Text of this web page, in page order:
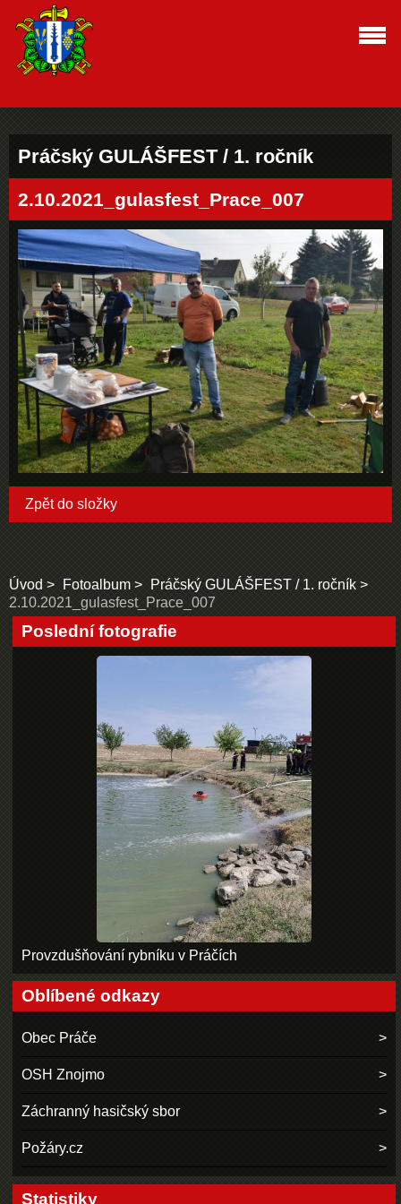
Práčský GULÁŠFEST / 1. ročník
2.10.2021_gulasfest_Prace_007
Zpět do složky
Úvod Fotoalbum
Práčský GULÁŠFEST / 1. ročník
2.10.2021_gulasfest_Prace_007
Poslední fotografie
Provzdušňování rybníku v Práčích
Oblíbené odkazy
Obec Práče
OSH Znojmo
Záchranný hasičský sbor
Požáry.cz
Statistiky